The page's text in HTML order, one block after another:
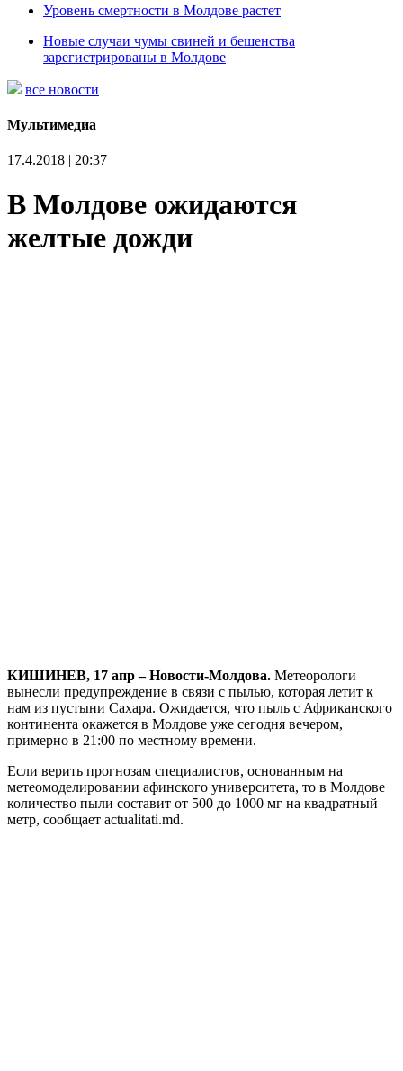
Уровень смертности в Молдове растет
Новые случаи чумы свиней и бешенства
зарегистрированы в Молдове
все новости
Мультимедиа
17.4.2018 | 20:37
В Молдове ожидаются
желтые дожди
КИШИНЕВ, 17 апр – Новости-Молдова. Метеорологи
вынесли предупреждение в связи с пылью, которая летит к
нам из пустыни Сахара. Ожидается, что пыль с Африканского
континента окажется в Молдове уже сегодня вечером,
примерно в 21:00 по местному времени.
Если верить прогнозам специалистов, основанным на
метеомоделировании афинского университета, то в Молдове
количество пыли составит от 500 до 1000 мг на квадратный
метр, сообщает actualitati.md.